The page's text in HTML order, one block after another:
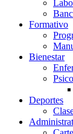
Formativo
Bienestar
Deportes